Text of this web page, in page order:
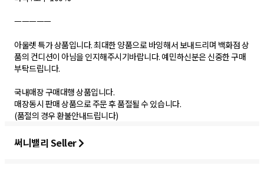
ㅡㅡㅡㅡㅡ
아울렛 특가 상품입니다. 최대한 양품으로 바잉해서 보내드리며 백화점 상
품의 컨디션이 아님을 인지해주시기바랍니다. 예민하신분은 신중한 구매
부탁드립니다.
국내매장 구매대행 상품입니다.
매장동시 판매 상품으로 주문 후 품절될 수 있습니다.
(품절의 경우 환불안내드립니다)
써니밸리 Seller